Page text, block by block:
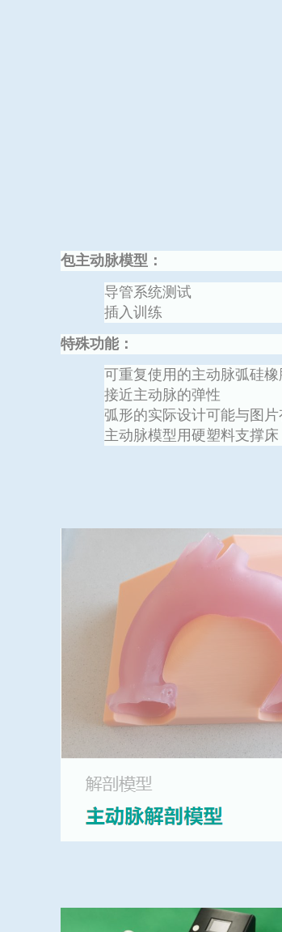
包主动脉模型 ：
导管系统测试
插入训练
特殊功能：
可重复使用的主动脉弧硅橡
接近主动脉的弹性
弧形的实际设计可能与图片
主动脉模型用硬塑料支撑床